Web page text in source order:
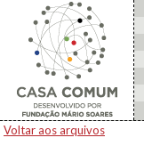
Voltar aos arquivos